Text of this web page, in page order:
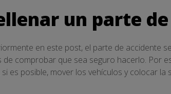
un parte
en este post, el parte de accidente
comprobar que sea seguro hacerlo. Por
es posible, mover los vehículos y colocar